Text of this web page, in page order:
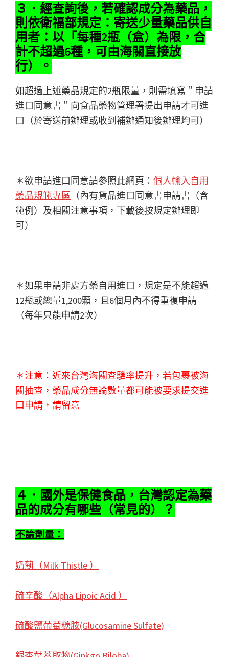
３．經查詢後，若確認成分為藥品，
則依衛福部規定：寄送少量藥品供自
用者：以「每種2瓶（盒）為限，合
計不超過6種，可由海關直接放
行）。
如超過上述藥品規定的2瓶限量，則需填寫＂申請
進口同意書＂向食品藥物管理署提出申請才可進
口（於寄送前辦理或收到補辦通知後辦理均可）
＊欲申請進口同意請參照此網頁： 個人輸入自用
藥品規範專區 （內有貨品進口同意書申請書（含
範例）及相關注意事項，下載後按規定辦理即
可）
＊如果申請非處方藥自用進口，規定是不能超過
12瓶或總量1,200顆，且6個月內不得重複申請
（每年只能申請2次）
＊注意：近來台灣海關查驗率提升，若包裹被海
關抽查，藥品成分無論數量都可能被要求提交進
口申請，請留意
４．國外是保健食品，台灣認定為藥
品的成分有哪些（常見的）？
不論劑量：
奶薊（Milk Thistle ）
硫辛酸（Alpha Lipoic Acid ）
硫酸鹽葡萄糖胺(Glucosamine Sulfate)